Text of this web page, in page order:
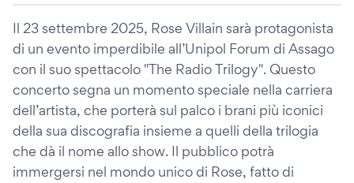
Il 23 settembre 2025, Rose Villain sarà protagonista
di un evento imperdibile all’Unipol Forum di Assago
con il suo spettacolo "The Radio Trilogy". Questo
concerto segna un momento speciale nella carriera
dell’artista, che porterà sul palco i brani più iconici
della sua discografia insieme a quelli della trilogia
che dà il nome allo show. Il pubblico potrà
immergersi nel mondo unico di Rose, fatto di